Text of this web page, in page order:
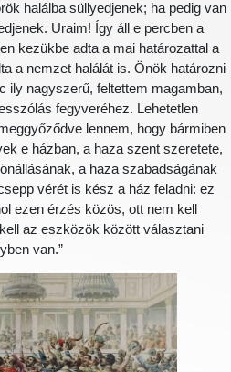
halálba süllyedjenek; ha pedig van
Uraim! Így áll e percben a
kezükbe adta a mai határozattal a
a nemzet halálát is. Önök határozni
ily nagyszerű, feltettem magamban,
fegyveréhez. Lehetetlen
lennem, hogy bármiben
e házban, a haza szent szeretete,
a haza szabadságának
vérét is kész a ház feladni: ez
ezen érzés közös, ott nem kell
az eszközök között választani
van.”